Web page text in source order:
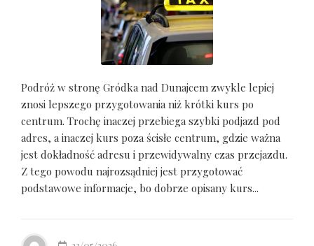
Podróż w stronę Gródka nad Dunajcem zwykle lepiej
znosi lepszego przygotowania niż krótki kurs po
centrum. Trochę inaczej przebiega szybki podjazd pod
adres, a inaczej kurs poza ścisłe centrum, gdzie ważna
jest dokładność adresu i przewidywalny czas przejazdu.
Z tego powodu najrozsądniej jest przygotować
podstawowe informacje, bo dobrze opisany kurs...